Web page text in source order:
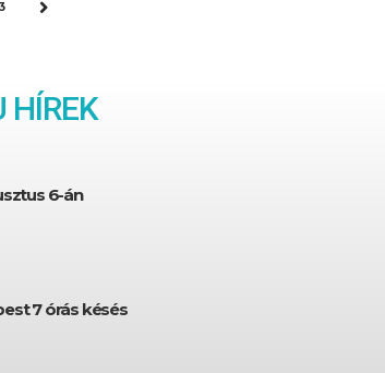
3 NEXT
HÍREK
6-án
7 órás késés